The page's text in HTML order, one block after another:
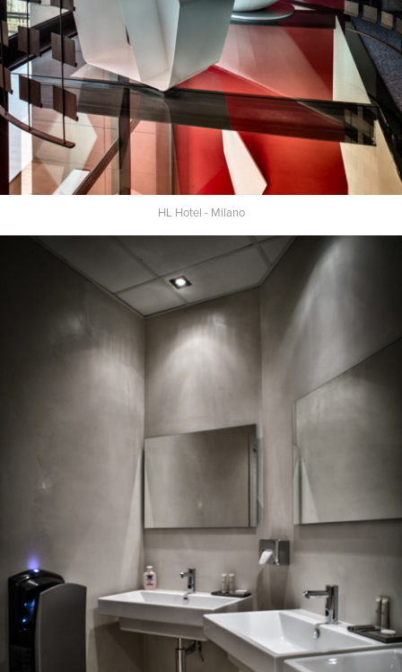
HL Hotel - Milano